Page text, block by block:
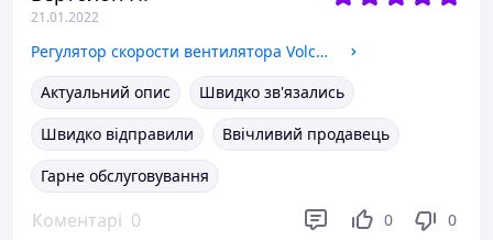
21.01.2022
Регулятор скорости вентилятора Volcano ARW 3,2/2
Актуальний опис
Швидко зв'язались
Швидко відправили
Ввічливий продавець
Гарне обслуговування
Коментарі 0 0 0